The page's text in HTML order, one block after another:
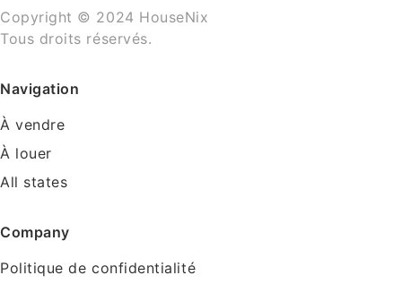
Copyright © 2024 HouseNix
Tous droits réservés.
Navigation
À vendre
À louer
All states
Company
Politique de confidentialité